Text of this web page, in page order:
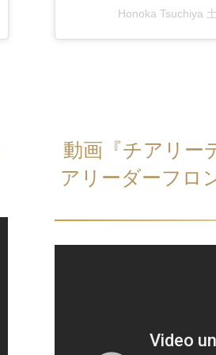
Honoka Tsuchiya
動画『チアリー
アリーダーフロ